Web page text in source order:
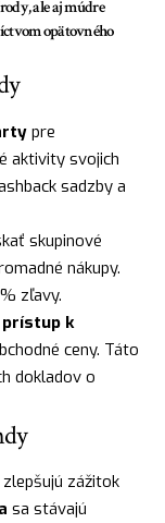
ale aj múdre
opätovného
pre
aktivity svojich
sadzby a
skupinové
nákupy.
zľavy.
prístup k
ceny. Táto
dokladov o
zážitok
sa stávajú